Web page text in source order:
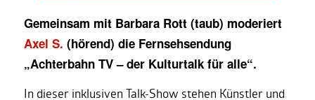
Gemeinsam mit Barbara Rott (taub) moderiert
Axel S. (hörend) die Fernsehsendung
„Achterbahn TV – der Kulturtalk für alle“.
In dieser inklusiven Talk-Show stehen Künstler und